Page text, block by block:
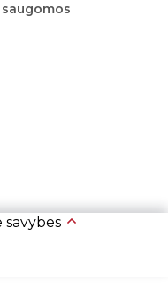
savybes